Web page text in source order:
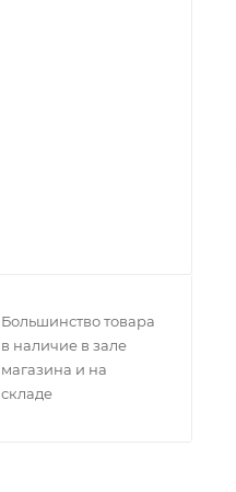
Большинство товара
в наличие в зале
магазина и на
складе